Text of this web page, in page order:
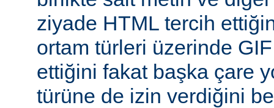
ziyade HTML tercih
ortam türleri üzerinde
ettiğini fakat başka çare
türüne de izin verdiğini